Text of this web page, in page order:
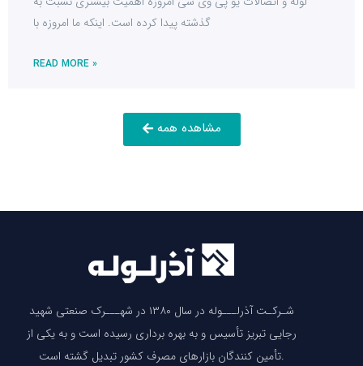
گذشته پیدا کرده است. اینکه ما امروزه با
READ MORE »
مشاهده همه
شـرکـت آذرلـــوله در سال ۱۳۸۰ در شهـــرک صنعتی شهید
رجایی تبریز تأسیس و به بهره برداری رسیده است و به یکی از
تأمین کنندگان بازارهای مصرف کشور تبدیل گشته است.